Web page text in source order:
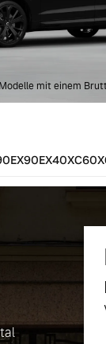
mit einem
EX90EX40XC60